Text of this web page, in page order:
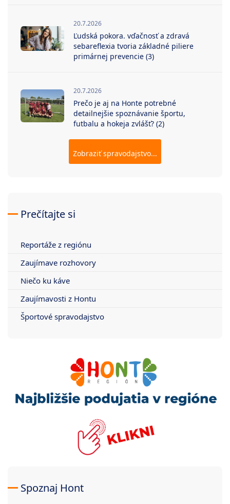
20.7.2026
Ľudská pokora. vďačnosť a zdravá
sebareflexia tvoria základné piliere
primárnej prevencie (3)
20.7.2026
Prečo je aj na Honte potrebné
detailnejšie spoznávanie športu,
futbalu a hokeja zvlášť? (2)
Zobraziť spravodajstvo...
Prečítajte si
Reportáže z regiónu
Zaujímave rozhovory
Niečo ku káve
Zaujímavosti z Hontu
Športové spravodajstvo
Spoznaj Hont